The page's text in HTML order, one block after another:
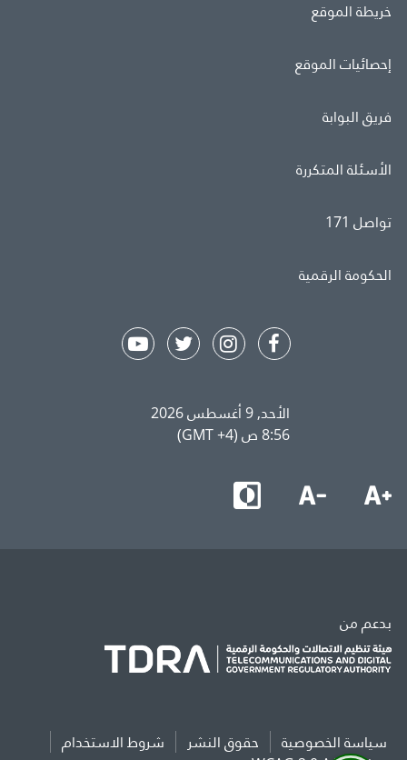
خريطة الموقع
إحصائيات الموقع
فريق البوابة
الأسئلة المتكررة
تواصل 171
الحكومة الرقمية
الأحد, 9 أغسطس 2026
8:56 ص (GMT +4)
بدعم من
سياسة الخصوصية حقوق النشر
شروط الاستخدام